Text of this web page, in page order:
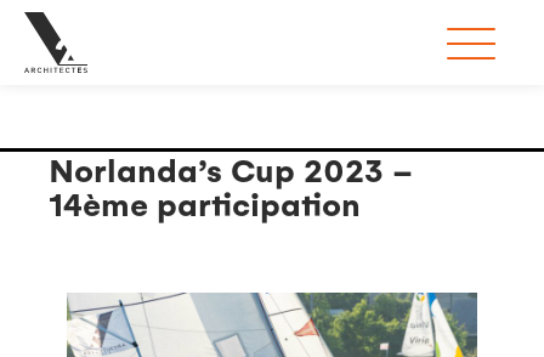
Étiquette : Norlanda's Cup
Norlanda’s Cup 2023 –
14ème participation